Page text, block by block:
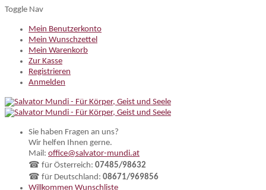
Toggle Nav
Mein Benutzerkonto
Mein Wunschzettel
Mein Warenkorb
Zur Kasse
Registrieren
Anmelden
Sie haben Fragen an uns?
Wir helfen Ihnen gerne.
Mail: office@salvator-mundi.at
☎ für Österreich: 07485/98632
☎ für Deutschland: 08671/969856
Willkommen Wunschliste